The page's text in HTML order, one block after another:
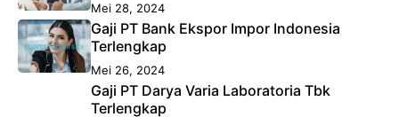
Mei 28, 2024
Gaji PT Bank Ekspor Impor Indonesia
Terlengkap
Mei 26, 2024
Gaji PT Darya Varia Laboratoria Tbk
Terlengkap